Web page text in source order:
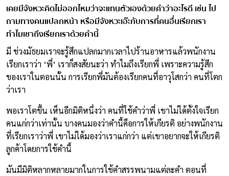
เคยมีจังหวะคิดไม่ออกไหมว่าจะแทนตัวเองด้วยคำว่าอะไรดี เช่น ไป
ถามทางคนแปลกหน้า หรือมีจังหวะเอ๊ะกับการที่คนอื่นเรียกเรา
ทำไมเขาถึงเรียกเราด้วยคำนี้
มี ช่วงมัธยมเราจะรู้สึกแปลกมากเวลาไปร้านอาหารแล้วพนักงาน
เรียกเราว่า ‘พี่’ เราก็สงสัยนะว่า ทำไมถึงเรียกพี่ เพราะความรู้สึก
ของเราในตอนนั้น การเรียกพี่มันต้องเรียกคนที่อาวุโสกว่า คนที่โตก
ว่าเรา
พอเราโตขึ้น เห็นอีกมิติหนึ่งว่า คนที่ใช้คำว่าพี่ เขาไม่ได้ตั้งใจเรียก
คนแก่กว่าเท่านั้น บางคนมองว่าคำนี้คือการให้เกียรติ อย่างพนักงาน
ที่เรียกเราว่าพี่ เขาไม่ได้มองว่าเราแก่กว่า แต่เขาอยากจะให้เกียรติ
ลูกค้าโดยการใช้คำนี้
มันมีมิติหลากหลายมากในการใช้คำสรรพนามแต่ละคำ ตอนที่